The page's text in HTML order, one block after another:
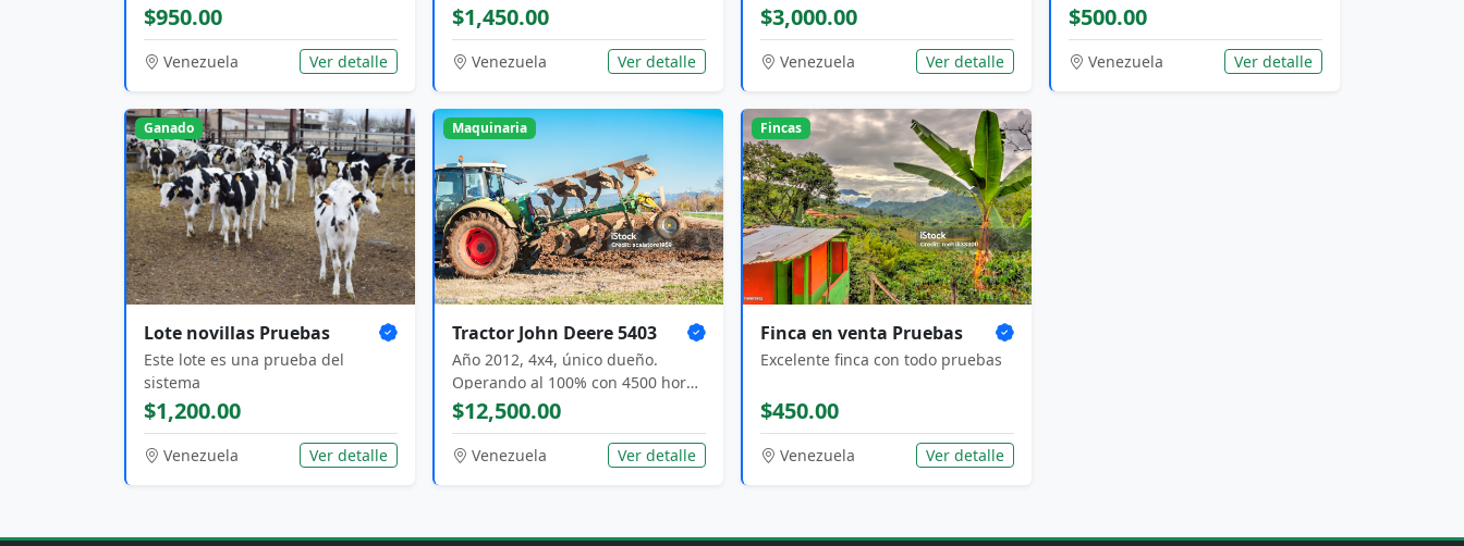
$950.00
Venezuela Ver detalle
Socopo Barinas
$1,450.00
Venezuela Ver detalle
$3,000.00
Venezuela Ver detalle
$500.00
Venezuela Ver detalle
Ganado
Lote novillas Pruebas
Este lote es una prueba del
sistema
$1,200.00
Venezuela Ver detalle
Maquinaria
Tractor John Deere 5403
Año 2012, 4x4, único dueño.
Operando al 100% con 4500 horas
de uso.
$12,500.00
Venezuela Ver detalle
Fincas
Finca en venta Pruebas
Excelente finca con todo pruebas
$450.00
Venezuela Ver detalle